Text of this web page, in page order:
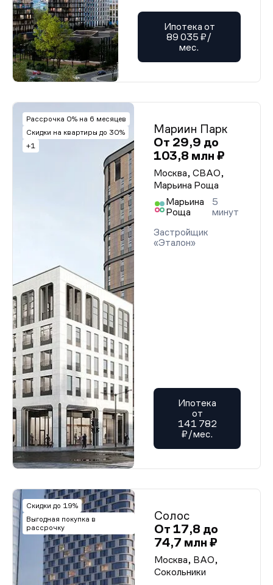
Ипотека от
89 035 ₽/
мес.
Рассрочка 0% на 6 месяцев
Скидки на квартиры до 30%
+1
Мариин Парк
От 29,9 до
103,8 млн ₽
Москва, СВАО,
Марьина Роща
Марьина
Роща
5
минут
Застройщик
«Эталон»
Ипотека
от
141 782
₽/мес.
Скидки до 19%
Выгодная покупка в
рассрочку
Солос
От 17,8 до
74,7 млн ₽
Москва, ВАО,
Сокольники